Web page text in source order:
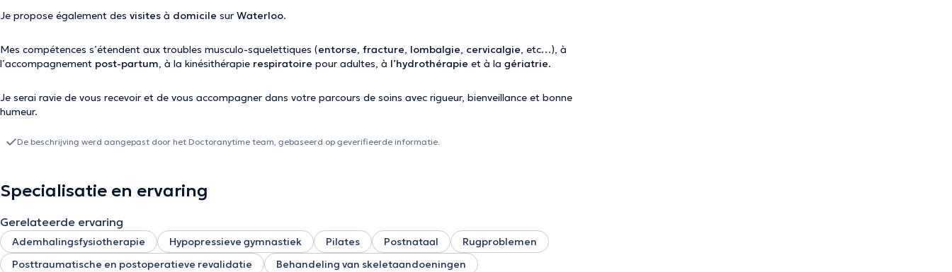
Je propose également des visites à domicile sur Waterloo.
Mes compétences s’étendent aux troubles musculo-squelettiques (entorse, fracture, lombalgie, cervicalgie, etc…), à
l’accompagnement post-partum, à la kinésithérapie respiratoire pour adultes, à l’hydrothérapie et à la gériatrie.
Je serai ravie de vous recevoir et de vous accompagner dans votre parcours de soins avec rigueur, bienveillance et bonne
humeur.
De beschrijving werd aangepast door het Doctoranytime team, gebaseerd op geverifieerde informatie.
Specialisatie en ervaring
Gerelateerde ervaring
Ademhalingsfysiotherapie Hypopressieve gymnastiek Pilates Postnataal
Rugproblemen
Posttraumatische en postoperatieve revalidatie
Behandeling van skeletaandoeningen